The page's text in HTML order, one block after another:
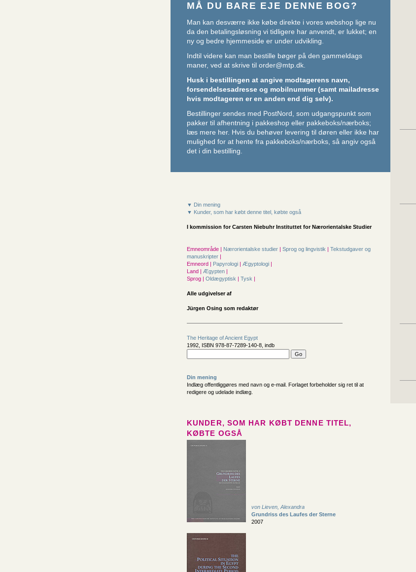
MÅ DU BARE EJE DENNE BOG?
Man kan desværre ikke købe direkte i vores webshop lige nu
da den betalingsløsning vi tidligere har anvendt, er lukket; en
ny og bedre hjemmeside er under udvikling.
Indtil videre kan man bestille bøger på den gammeldags
maner, ved at skrive til order@mtp.dk.
Husk i bestillingen at angive modtagerens navn,
forsendelsesadresse og mobilnummer (samt mailadresse
hvis modtageren er en anden end dig selv).
Bestillinger sendes med PostNord, som udgangspunkt som
pakker til afhentning i pakkeshop eller pakkeboks/nærboks;
læs mere her. Hvis du behøver levering til døren eller ikke har
mulighed for at hente fra pakkeboks/nærboks, så angiv også
det i din bestilling.
▼ Din mening
▼ Kunder, som har købt denne titel, købte også
I kommission forCarsten Niebuhr Instituttet for Nærorientalske Studier
Emneområde | Nærorientalske studier | Sprog og lingvistik | Tekstudgaver og
manuskripter |
Emneord | Papyrologi | Ægyptologi |
Land | Ægypten |
Sprog | Oldægyptisk | Tysk |
Alle udgivelser af
Jürgen Osing som redaktør
The Heritage of Ancient Egypt
1992, ISBN 978-87-7289-140-8, indb
Din mening
Indlæg offentliggøres med navn og e-mail. Forlaget forbeholder sig ret til at
redigere og udelade indlæg.
KUNDER, SOM HAR KØBT DENNE TITEL,
KØBTE OGSÅ
von Lieven, Alexandra
Grundriss des Laufes der Sterne
2007